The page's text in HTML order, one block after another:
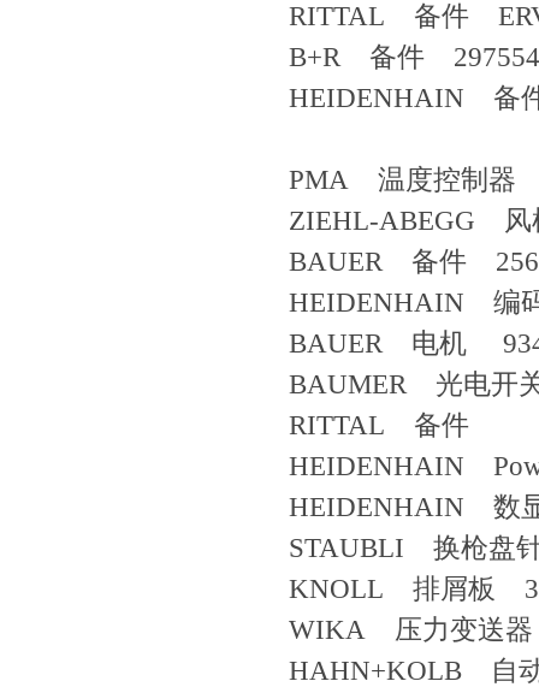
RITTAL 备件
B+R 备件 297554
HEIDENHAIN 备
PMA 温度控制器
ZIEHL-ABEGG 风
BAUER 备件
HEIDENHAIN 编
BAUER 电机
BAUMER 光电开
RITTAL 备件
HEIDENHAIN
HEIDENHAIN 数
STAUBLI 换枪盘
KNOLL 排屑板
WIKA 压力变送
HAHN+KOLB 自